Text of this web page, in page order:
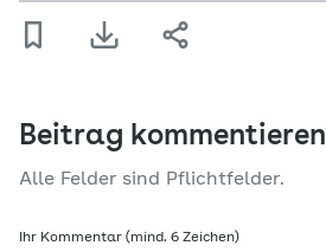
Beitrag kommentieren
Alle Felder sind Pflichtfelder.
Ihr Kommentar (mind. 6 Zeichen)